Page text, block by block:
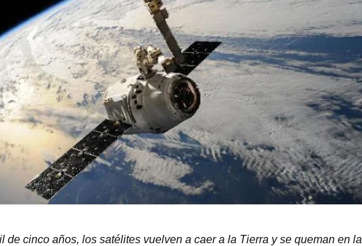
de cinco años, los satélites vuelven a caer a la Tierra y se queman en la